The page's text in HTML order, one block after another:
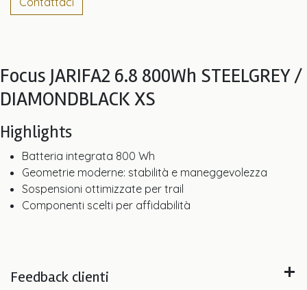
Focus JARIFA2 6.8 800Wh STEELGREY /
DIAMONDBLACK XS
Highlights
Batteria integrata 800 Wh
Geometrie moderne: stabilità e maneggevolezza
Sospensioni ottimizzate per trail
Componenti scelti per affidabilità
Feedback clienti